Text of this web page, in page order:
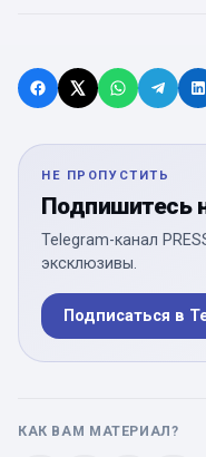
НЕ ПРОПУСТИТЬ
Подпишитесь
Telegram-канал
эксклюзивы.
Подписаться в
КАК ВАМ МАТЕРИАЛ?